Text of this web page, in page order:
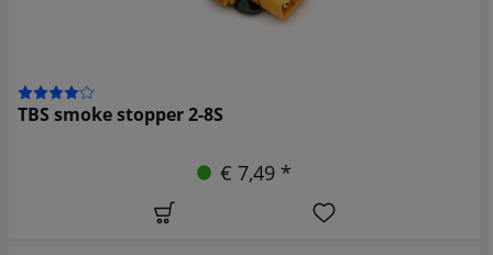
TBS smoke stopper 2-8S
€ 7,49 *